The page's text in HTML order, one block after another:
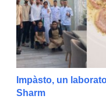
Impàsto, un
Sharm